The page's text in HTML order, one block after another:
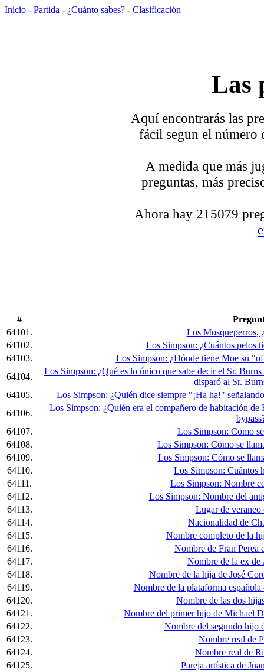
Inicio - Partida - ¿Cuánto sabes? - Clasificación
Las
Aquí encontrarás las
fácil segun el número
A medida que más
preguntas, más
Ahora hay 215079
#
64101.
Los Mosqueperros,
64102.
Los Simpson: ¿Cuántos pelos
64103.
Los Simpson: ¿Dónde tiene Moe su
64104.
Los Simpson: ¿Qué es lo único que sabe decir el Sr.
disparó al Sr.
64105.
Los Simpson: ¿Quién dice siempre "¡Ha ha!"
64106.
Los Simpson: ¿Quién era el compañero de habitación
64107.
Los Simpson: Cómo
64108.
Los Simpson: Cómo se
64109.
Los Simpson: Cómo se
64110.
Los Simpson: Cuántos
64111.
Los Simpson: Nombre
64112.
Los Simpson: Nombre del
64113.
Lugar de veraneo
64114.
Nacionalidad de
64115.
Nombre completo de la
64116.
Nombre de Fran Perea
64117.
Nombre de la ex
64118.
Nombre de la hija de José
64119.
Nombre de la plataforma
64120.
Nombre de las dos
64121.
Nombre del primer hijo de Michael
64122.
Nombre del segundo hijo
64123.
Nombre real de
64124.
Nombre real de
64125.
Pareja artística de